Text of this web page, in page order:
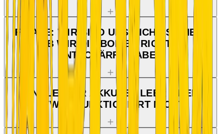
FINALE: WIR SIND UNS NICHT SICHER,
OB WIR DIE BOMBE RICHTIG
ENTSCHÄRFT HABEN
FINALE: DER AKKU IST LEER ODER
ETWAS FUNKTIONIERT NICHT